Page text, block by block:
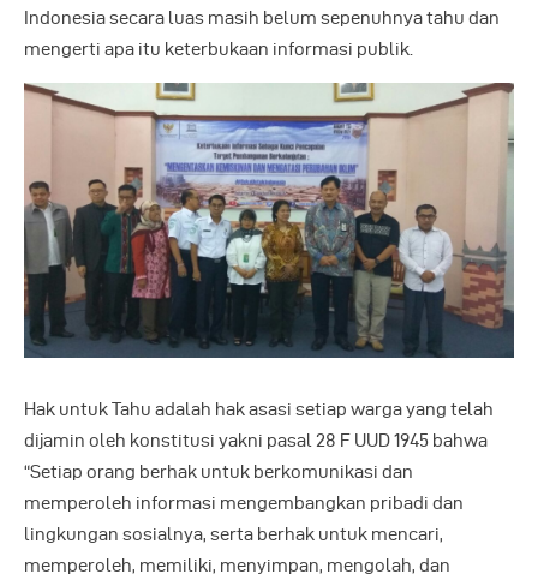
Indonesia secara luas masih belum sepenuhnya tahu dan
mengerti apa itu keterbukaan informasi publik.
Hak untuk Tahu adalah hak asasi setiap warga yang telah
dijamin oleh konstitusi yakni pasal 28 F UUD 1945 bahwa
“Setiap orang berhak untuk berkomunikasi dan
memperoleh informasi mengembangkan pribadi dan
lingkungan sosialnya, serta berhak untuk mencari,
memperoleh, memiliki, menyimpan, mengolah, dan